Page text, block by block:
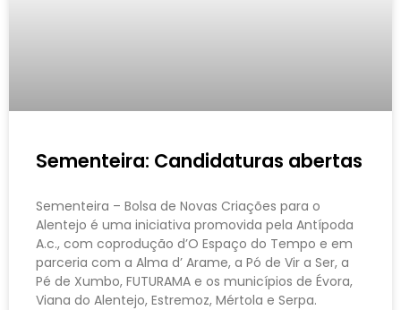
Sementeira: Candidaturas abertas
Sementeira – Bolsa de Novas Criações para o
Alentejo é uma iniciativa promovida pela Antípoda
A.c., com coprodução d’O Espaço do Tempo e em
parceria com a Alma d’ Arame, a Pó de Vir a Ser, a
Pé de Xumbo, FUTURAMA e os municípios de Évora,
Viana do Alentejo, Estremoz, Mértola e Serpa.